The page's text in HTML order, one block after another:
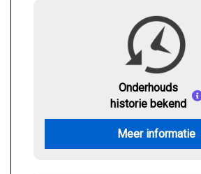
Onderhouds
historie bekend
Meer informatie